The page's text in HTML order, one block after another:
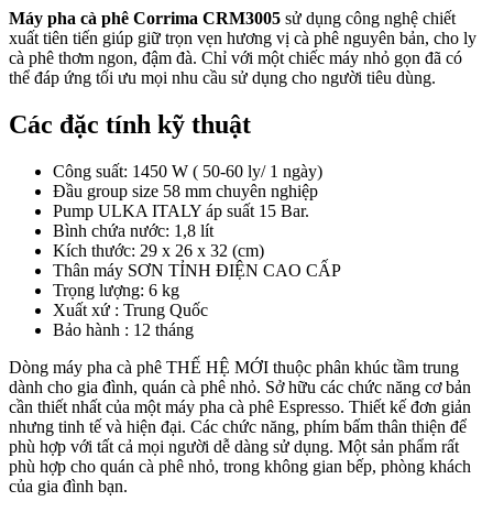
Máy pha cà phê Corrima CRM3005 sử dụng công nghệ chiết
xuất tiên tiến giúp giữ trọn vẹn hương vị cà phê nguyên bản, cho ly
cà phê thơm ngon, đậm đà. Chỉ với một chiếc máy nhỏ gọn đã có
thể đáp ứng tối ưu mọi nhu cầu sử dụng cho người tiêu dùng.
Các đặc tính kỹ thuật
Công suất: 1450 W ( 50-60 ly/ 1 ngày)
Đầu group size 58 mm chuyên nghiệp
Pump ULKA ITALY áp suất 15 Bar.
Bình chứa nước: 1,8 lít
Kích thước: 29 x 26 x 32 (cm)
Thân máy SƠN TỈNH ĐIỆN CAO CẤP
Trọng lượng: 6 kg
Xuất xứ : Trung Quốc
Bảo hành : 12 tháng
Dòng máy pha cà phê THẾ HỆ MỚI thuộc phân khúc tầm trung
dành cho gia đình, quán cà phê nhỏ. Sở hữu các chức năng cơ bản
cần thiết nhất của một máy pha cà phê Espresso. Thiết kế đơn giản
nhưng tinh tế và hiện đại. Các chức năng, phím bấm thân thiện để
phù hợp với tất cả mọi người dễ dàng sử dụng. Một sản phẩm rất
phù hợp cho quán cà phê nhỏ, trong không gian bếp, phòng khách
của gia đình bạn.